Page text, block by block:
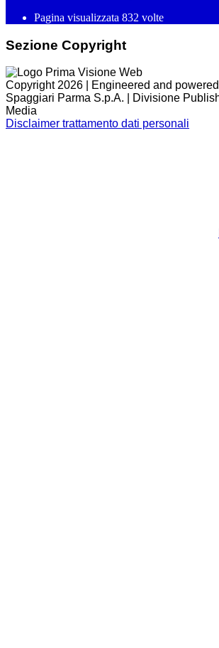
Pagina visualizzata 832 volte
Sezione Copyright
Copyright 2026 | Engineered and
Spaggiari Parma S.p.A. | Divisione
Media
Disclaimer trattamento dati personali